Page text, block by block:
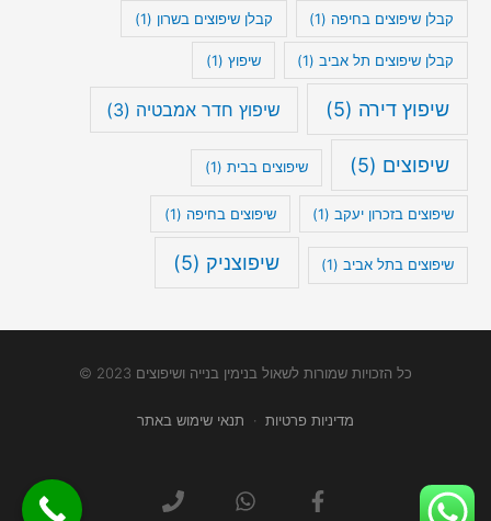
קבלן שיפוצים בחיפה (1) קבלן שיפוצים בשרון (1)
קבלן שיפוצים תל אביב(1) שיפוץ (1)
שיפוץ דירה (5) שיפוץ חדר אמבטיה (3)
שיפוצים (5) שיפוצים בבית (1)
שיפוצים בזכרון יעקב(1) שיפוצים בחיפה (1)
שיפוצים בתל אביב(1) שיפוצניק (5)
כל הזכויות שמורות לשאול בנימין בנייה ושיפוצים 2023 ©
מדיניות פרטיות · תנאי שימוש באתר
F
a
W
h
h